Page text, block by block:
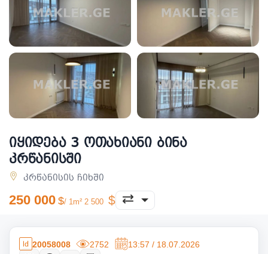
იყიდება 3 ოთახიანი ბინა
კრწანისში
კრწანისის ჩიხში
250 000 / 1m² 2 500
20058008 2752 13:57 / 18.07.2026